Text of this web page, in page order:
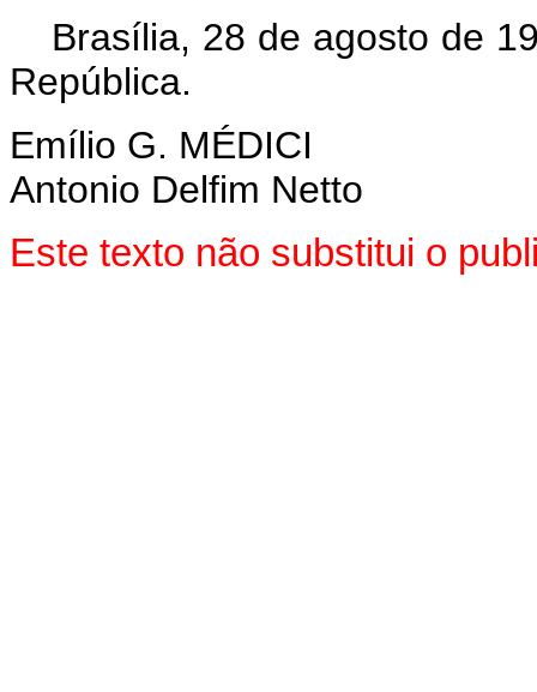
Brasília, 28 de agosto de
República.
Emílio G. MÉDICI
Antonio Delfim Netto
Este texto não substitui o